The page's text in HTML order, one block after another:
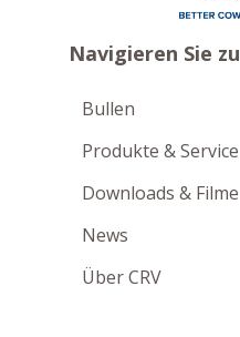
Navigieren Sie zu
Bullen
Produkte & Service
Downloads & Filme
News
Über CRV